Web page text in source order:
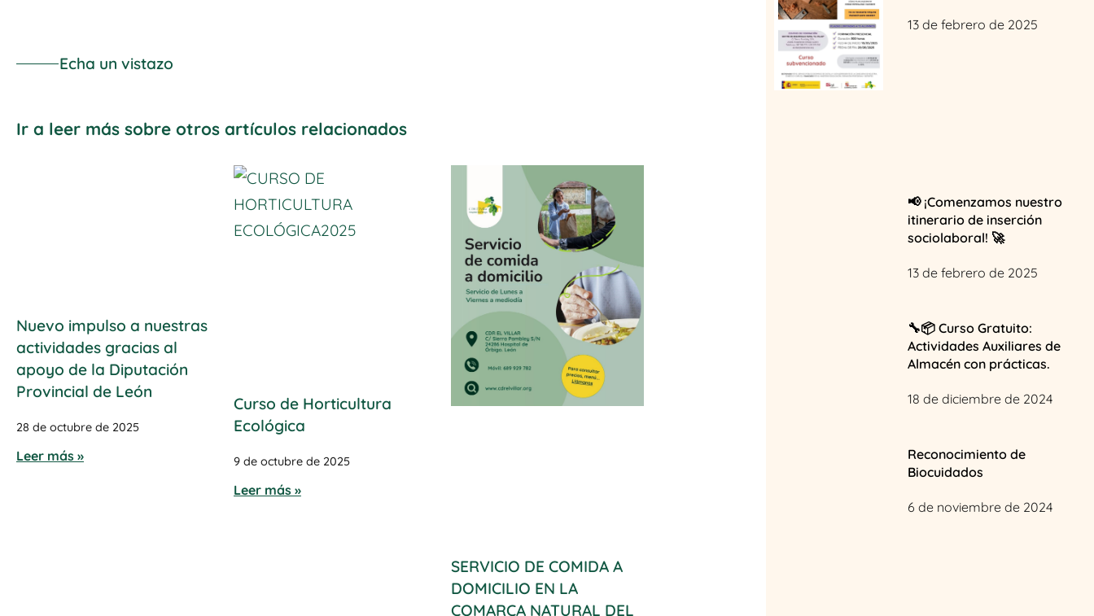
Echa un vistazo
Ir a leer más sobre otros artículos relacionados
Nuevo impulso a nuestras
actividades gracias al
apoyo de la Diputación
Provincial de León
28 de octubre de 2025
Leer más »
Curso de Horticultura
Ecológica
9 de octubre de 2025
Leer más »
SERVICIO DE COMIDA A
DOMICILIO EN LA
COMARCA NATURAL DEL
13 de febrero de 2025
📢 ¡Comenzamos nuestro
itinerario de inserción
sociolaboral! 🚀
13 de febrero de 2025
🔧📦 Curso Gratuito:
Actividades Auxiliares de
Almacén con prácticas.
18 de diciembre de 2024
Reconocimiento de
Biocuidados
6 de noviembre de 2024